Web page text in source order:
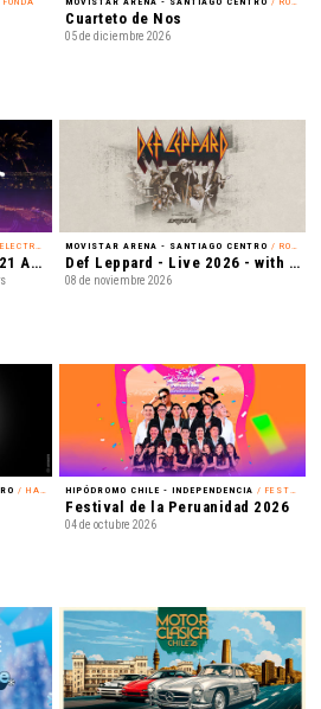
Cuarteto de Nos
05 de diciembre 2026
Creamfields Chile 2026 - 21 Años
MOVISTAR ARENA - SANTIAGO CENTRO / ROCK
Def Leppard - Live 2026 - with Special Guest Extreme
08 de noviembre 2026
/ HARD ROCK HIPÓDROMO CHILE - INDEPENDENCIA / FESTIVAL
Festival de la Peruanidad 2026
04 de octubre 2026